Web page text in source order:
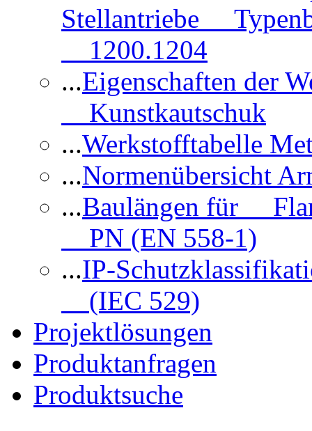
Stellantriebe
1200.1204
...Eigenschaften der
Kunstkautschuk
...Werkstofftabelle
...Normenübersicht
...Baulängen für
PN (EN 558-1)
...IP-
(IEC 529)
Projektlösungen
Produktanfragen
Produktsuche